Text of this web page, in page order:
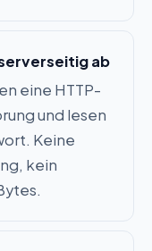
ab
eine HTTP-
und lesen
Keine
kein